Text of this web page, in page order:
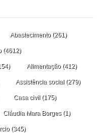
Abastecimento(261)
(4612)
Alimentação(412)
Assistência social (279)
Casa civil (175)
Cláudia Mara Borges(1)
(345)